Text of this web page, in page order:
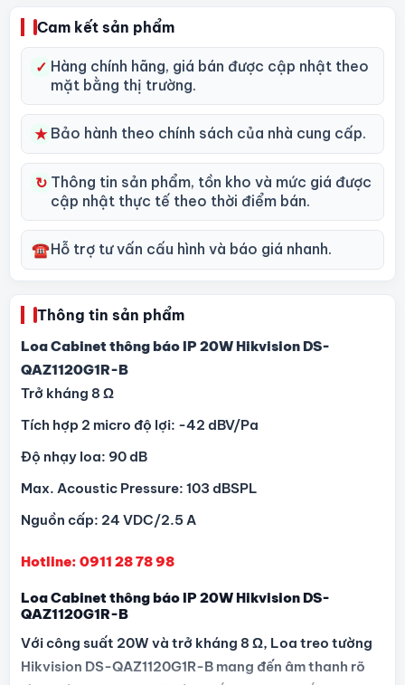
Cam kết sản phẩm
✓ Hàng chính hãng, giá bán được cập nhật theo
mặt bằng thị trường.
★ Bảo hành theo chính sách của nhà cung cấp.
↻ Thông tin sản phẩm, tồn kho và mức giá được
cập nhật thực tế theo thời điểm bán.
☎Hỗ trợ tư vấn cấu hình và báo giá nhanh.
Thông tin sản phẩm
Loa Cabinet thông báo IP 20W Hikvision DS-
QAZ1120G1R-B
Trở kháng 8 Ω
Tích hợp 2 micro độ lợi: -42 dBV/Pa
Độ nhạy loa: 90 dB
Max. Acoustic Pressure: 103 dBSPL
Nguồn cấp: 24 VDC/2.5 A
Hotline: 0911 28 78 98
Loa Cabinet thông báo IP 20W Hikvision DS-
QAZ1120G1R-B
Với công suất 20W và trở kháng 8 Ω, Loa treo tường
Hikvision DS-QAZ1120G1R-B mang đến âm thanh rõ